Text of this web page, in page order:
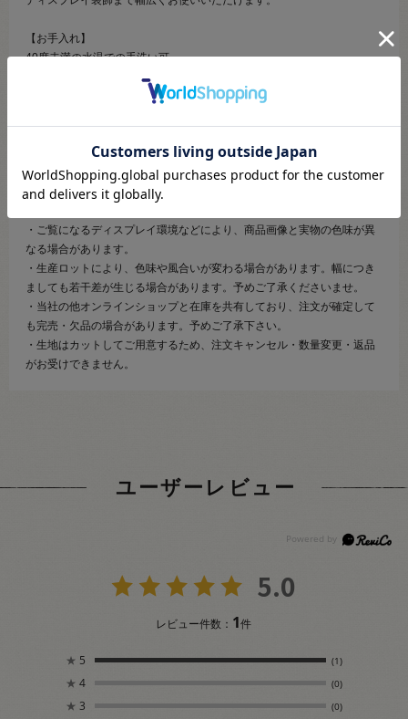
【お手入れ】
40度未満の水温での手洗い可
漂白禁止、タンブル乾燥禁止
アイロン低温（裏面からあて布を当ててください）
【ご注文前に必ずお読み下さい】
・表示価格は10cmの価格です。
・ご覧になるディスプレイ環境などにより、商品画像と実物の色味が異
なる場合があります。
・生産ロットにより、色味や風合いが変わる場合があります。幅につき
ましても若干差が生じる場合があります。予めご了承くださいませ。
・当社の他オンラインショップと在庫を共有しており、注文が確定して
も完売・欠品の場合があります。予めご了承下さい。
・生地はカットしてご用意するため、注文キャンセル・数量変更・返品
がお受けできません。
ユーザーレビュー
5.0
レビュー件数： 1件
★ 5 (1)
★ 4 (0)
★ 3 (0)